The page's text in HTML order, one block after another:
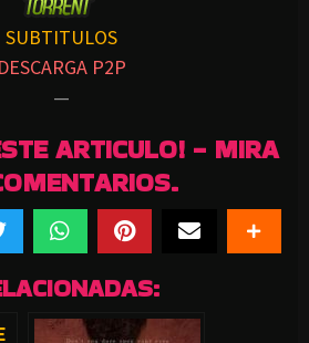
SUBTITULOS
DESCARGA P2P
—
ARTICULO! - MIRA